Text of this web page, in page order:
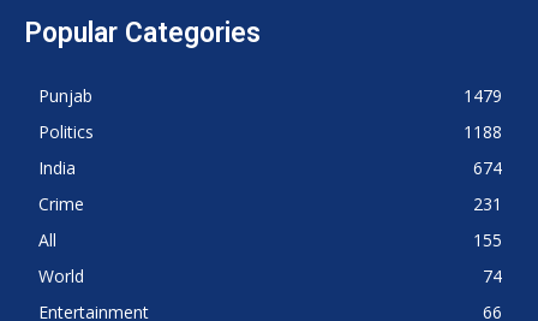
Popular Categories
Punjab
1479
Politics
1188
India
674
Crime
231
All
155
World
74
Entertainment
66